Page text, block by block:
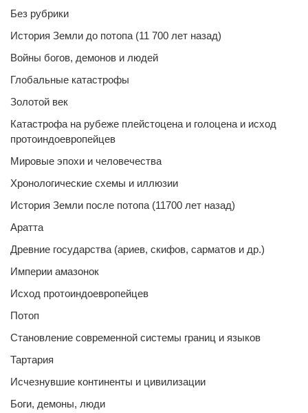
Без рубрики
История Земли до потопа (11 700 лет назад)
Войны богов, демонов и людей
Глобальные катастрофы
Золотой век
Катастрофа на рубеже плейстоцена и голоцена и исход
протоиндоевропейцев
Мировые эпохи и человечества
Хронологические схемы и иллюзии
История Земли после потопа (11700 лет назад)
Аратта
Древние государства (ариев, скифов, сарматов и др.)
Империи амазонок
Исход протоиндоевропейцев
Потоп
Становление современной системы границ и языков
Тартария
Исчезнувшие континенты и цивилизации
Боги, демоны, люди